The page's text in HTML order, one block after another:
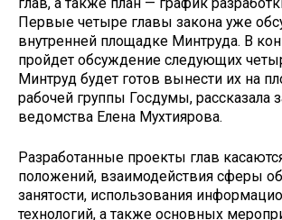
Первые четыре главы закона уже
внутренней площадке Минтруда. В
пройдет обсуждение следующих
Минтруд будет готов вынести их на
рабочей группы Госдумы, рассказала
ведомства Елена Мухтиярова.
Разработанные проекты глав
положений, взаимодействия сферы
занятости, использования
технологий, а также основных